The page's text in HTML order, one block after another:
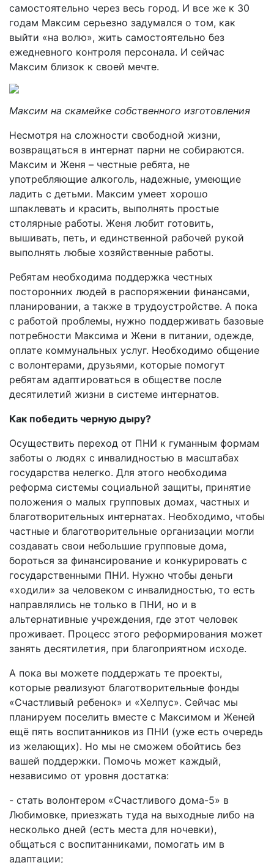
самостоятельно через весь город. И все же к 30
годам Максим серьезно задумался о том, как
выйти «на волю», жить самостоятельно без
ежедневного контроля персонала. И сейчас
Максим близок к своей мечте.
Максим на скамейке собственного изготовления
Несмотря на сложности свободной жизни,
возвращаться в интернат парни не собираются.
Максим и Женя – честные ребята, не
употребляющие алкоголь, надежные, умеющие
ладить с детьми. Максим умеет хорошо
шпаклевать и красить, выполнять простые
столярные работы. Женя любит готовить,
вышивать, петь, и единственной рабочей рукой
выполнять любые хозяйственные работы.
Ребятам необходима поддержка честных
посторонних людей в распоряжении финансами,
планировании, а также в трудоустройстве. А пока
с работой проблемы, нужно поддерживать базовые
потребности Максима и Жени в питании, одежде,
оплате коммунальных услуг. Необходимо общение
с волонтерами, друзьями, которые помогут
ребятам адаптироваться в обществе после
десятилетий жизни в системе интернатов.
Как победить черную дыру?
Осуществить переход от ПНИ к гуманным формам
заботы о людях с инвалидностью в масштабах
государства нелегко. Для этого необходима
реформа системы социальной защиты, принятие
положения о малых групповых домах, частных и
благотворительных интернатах. Необходимо, чтобы
частные и благотворительные организации могли
создавать свои небольшие групповые дома,
бороться за финансирование и конкурировать с
государственными ПНИ. Нужно чтобы деньги
«ходили» за человеком с инвалидностью, то есть
направлялись не только в ПНИ, но и в
альтернативные учреждения, где этот человек
проживает. Процесс этого реформирования может
занять десятилетия, при благоприятном исходе.
А пока вы можете поддержать те проекты,
которые реализуют благотворительные фонды
«Счастливый ребенок» и «Хелпус». Сейчас мы
планируем поселить вместе с Максимом и Женей
ещё пять воспитанников из ПНИ (уже есть очередь
из желающих). Но мы не сможем обойтись без
вашей поддержки. Помочь может каждый,
независимо от уровня достатка:
- стать волонтером «Счастливого дома-5» в
Любимовке, приезжать туда на выходные либо на
несколько дней (есть места для ночевки),
общаться с воспитанниками, помогать им в
адаптации;